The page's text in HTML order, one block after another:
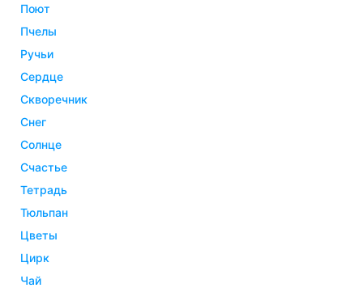
поют
пчелы
ручьи
сердце
скворечник
снег
солнце
счастье
тетрадь
тюльпан
цветы
цирк
чай